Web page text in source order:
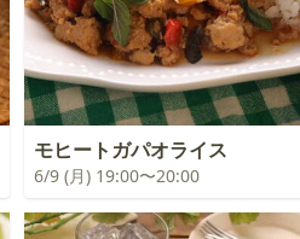
モヒートガパオライス
6/9 (月) 19:00〜20:00